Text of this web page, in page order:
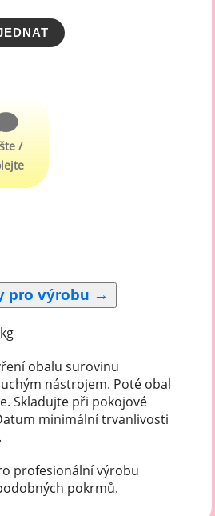
/
obalu surovinu
nástrojem. Poté obal
Skladujte při pokojové
minimální trvanlivosti
profesionální výrobu
pokrmů.